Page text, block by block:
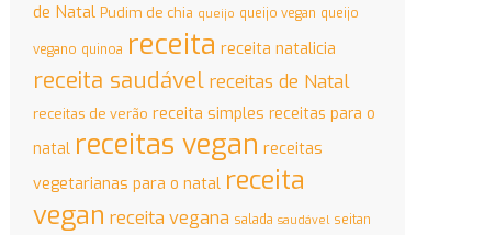
de Natal Pudim de chia queijo queijo vegan queijo
vegano quinoa receita receita natalicia
receita saudável receitas de Natal
receitas de verão receita simples receitas para o
natal receitas vegan receitas
vegetarianas para o natal receita
vegan receita vegana salada saudável seitan